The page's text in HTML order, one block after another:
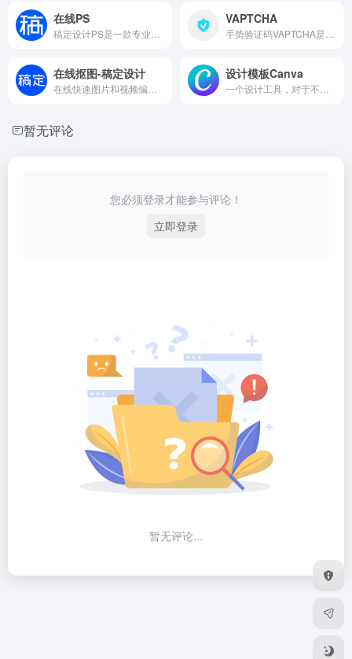
在线PS VAPTCHA
在线抠图-稿定设计 设计模板Canva
暂无评论
您必须登录才能参与评论！
立即登录
暂无评论...